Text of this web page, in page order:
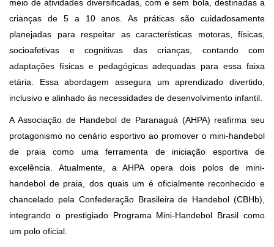
meio de atividades diversificadas, com e sem bola, destinadas a
crianças de 5 a 10 anos. As práticas são cuidadosamente
planejadas para respeitar as características motoras, físicas,
socioafetivas e cognitivas das crianças, contando com
adaptações físicas e pedagógicas adequadas para essa faixa
etária. Essa abordagem assegura um aprendizado divertido,
inclusivo e alinhado às necessidades de desenvolvimento infantil.
A Associação de Handebol de Paranaguá (AHPA) reafirma seu
protagonismo no cenário esportivo ao promover o mini-handebol
de praia como uma ferramenta de iniciação esportiva de
excelência. Atualmente, a AHPA opera dois polos de mini-
handebol de praia, dos quais um é oficialmente reconhecido e
chancelado pela Confederação Brasileira de Handebol (CBHb),
integrando o prestigiado Programa Mini-Handebol Brasil como
um polo oficial.